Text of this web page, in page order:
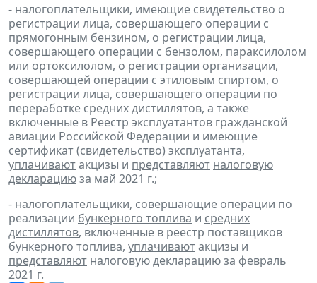
- налогоплательщики, имеющие свидетельство о
регистрации лица, совершающего операции с
прямогонным бензином, о регистрации лица,
совершающего операции с бензолом, параксилолом
или ортоксилолом, о регистрации организации,
совершающей операции с этиловым спиртом, о
регистрации лица, совершающего операции по
переработке средних дистиллятов, а также
включенные в Реестр эксплуатантов гражданской
авиации Российской Федерации и имеющие
сертификат (свидетельство) эксплуатанта,
уплачиваютакцизы и представляют налоговую
декларациюза май 2021 г.;
- налогоплательщики, совершающие операции по
реализации бункерного топлива и средних
дистиллятов, включенные в реестр поставщиков
бункерного топлива, уплачиваютакцизы и
представляют налоговую декларацию за февраль
2021 г.